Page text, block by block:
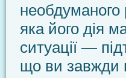
яка його дія
ситуації —
що ви завжди